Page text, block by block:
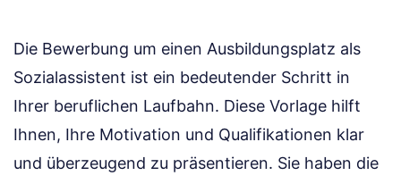
Die Bewerbung um einen Ausbildungsplatz als
Sozialassistent ist ein bedeutender Schritt in
Ihrer beruflichen Laufbahn. Diese Vorlage hilft
Ihnen, Ihre Motivation und Qualifikationen klar
und überzeugend zu präsentieren. Sie haben die